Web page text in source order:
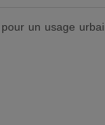
un usage